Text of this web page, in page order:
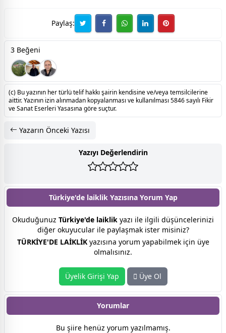
Paylaş:
3 Beğeni
(c) Bu yazının her türlü telif hakkı şairin kendisine ve/veya temsilcilerine
aittir. Yazının izin alınmadan kopyalanması ve kullanılması 5846 sayılı Fikir
ve Sanat Eserleri Yasasına göre suçtur.
Yazarın Önceki Yazısı
Yazıyı Değerlendirin
Türkiye'de laiklik Yazısına Yorum Yap
Okuduğunuz Türkiye'de laiklik yazı ile ilgili düşüncelerinizi
diğer okuyucular ile paylaşmak ister misiniz?
TÜRKİYE'DE LAİKLİKyazısına yorum yapabilmek için üye
olmalısınız.
Üyelik Girişi Yap Üye Ol
Yorumlar
Bu şiire henüz yorum yazılmamış.